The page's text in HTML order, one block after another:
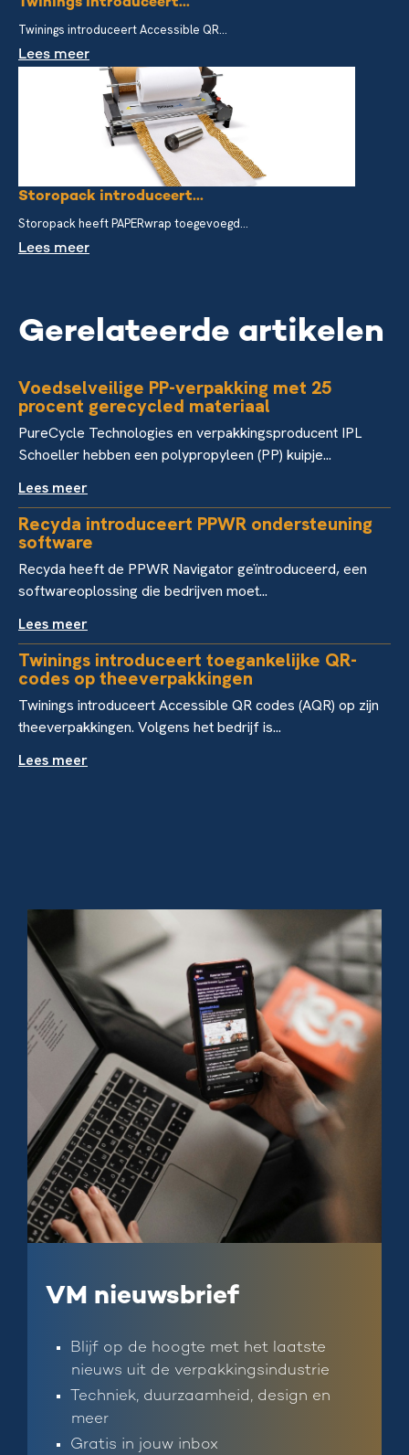
Twinings introduceert Accessible QR...
Lees meer
Storopack introduceert...
Storopack heeft PAPERwrap toegevoegd...
Lees meer
Gerelateerde artikelen
Voedselveilige PP-verpakking met 25
procent gerecycled materiaal
PureCycle Technologies en verpakkingsproducent IPL
Schoeller hebben een polypropyleen (PP) kuipje...
Lees meer
Recyda introduceert PPWR ondersteuning
software
Recyda heeft de PPWR Navigator geïntroduceerd, een
softwareoplossing die bedrijven moet...
Lees meer
Twinings introduceert toegankelijke QR-
codes op theeverpakkingen
Twinings introduceert Accessible QR codes (AQR) op zijn
theeverpakkingen. Volgens het bedrijf is...
Lees meer
VM nieuwsbrief
Blijf op de hoogte met het laatste
nieuws uit de verpakkingsindustrie
Techniek, duurzaamheid, design en
meer
Gratis in jouw inbox